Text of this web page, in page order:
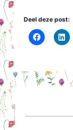
Deel deze post: